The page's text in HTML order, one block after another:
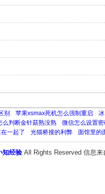
别 苹果xsmax死机怎么强制重启
么判断金针菇熟没熟 微信怎么设置
一起了 光猫桥接的利弊 面馆里的
知经验All Rights Reserved 信息来